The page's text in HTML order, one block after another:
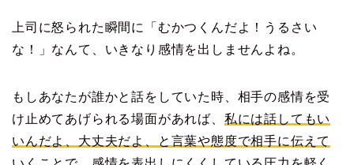
上司に怒られた瞬間に「むかつくんだよ！うるさい
な！」なんて、いきなり感情を出しませんよね。
もしあなたが誰かと話をしていた時、相手の感情を受
け止めてあげられる場面があれば、 私には話してもい
いんだよ、大丈夫だよ、と言葉や態度で相手に伝えて